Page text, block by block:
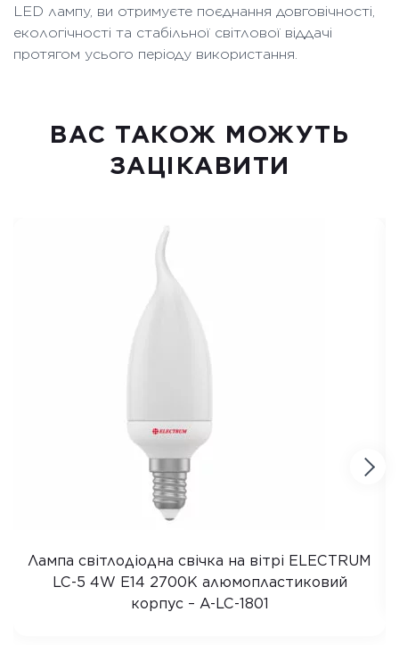
LED лампу, ви отримуєте поєднання довговічності,
екологічності та стабільної світлової віддачі
протягом усього періоду використання.
ВАC ТАКОЖ МОЖУТЬ
ЗАЦІКАВИТИ
Лампа світлодіодна свічка на вітрі ELECTRUM
LC-5 4W E14 2700K алюмопластиковий
корпус – A-LC-1801